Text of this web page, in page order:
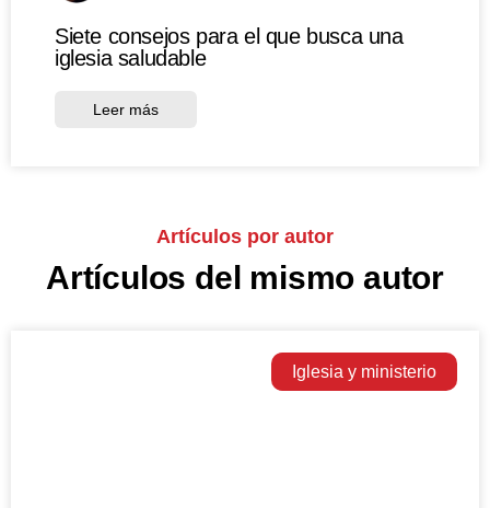
Siete consejos para el que busca una
iglesia saludable
Leer más
Artículos por autor
Artículos del mismo autor
Iglesia y ministerio